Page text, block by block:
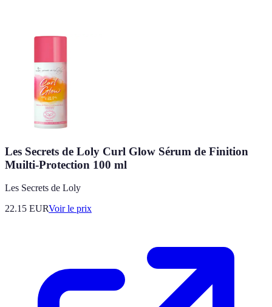
Les Secrets de Loly Curl Glow Sérum de Finition
Muilti-Protection 100 ml
Les Secrets de Loly
22.15 EURVoir le prix